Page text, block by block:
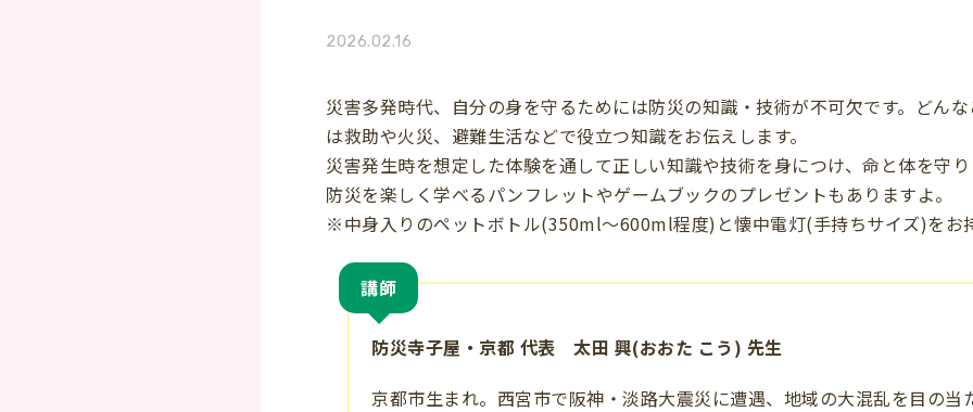
2026.02.16
災害多発時代、自分の身を守るためには防災の知識・技術が不可欠です。どん
は救助や火災、避難生活などで役立つ知識をお伝えします。
災害発生時を想定した体験を通して正しい知識や技術を身につけ、命と体を守
防災を楽しく学べるパンフレットやゲームブックのプレゼントもありますよ。
※中身入りのペットボトル(350ml～600ml程度)と懐中電灯(手持ちサイズ)をお
講師
防災寺子屋・京都 代表 太田 興(おおた こう) 先生
京都市生まれ。西宮市で阪神・淡路大震災に遭遇、地域の大混乱を目の当